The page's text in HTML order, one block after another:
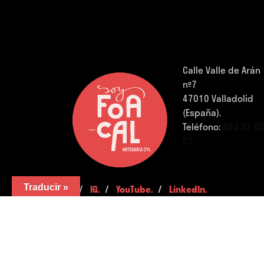
Calle Valle de Arán
nº7
47010 Valladolid
(España).
Teléfono:
FB. /IG. /YouTube. /LinkedIn.
Traducir »